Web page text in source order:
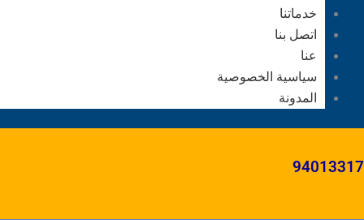
خدماتنا
اتصل بنا
عنا
سياسية الخصوصية
المدونة
94013317